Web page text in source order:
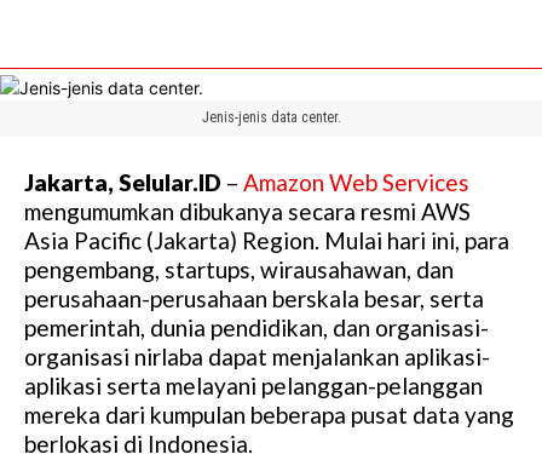
Jenis-jenis data center.
Jakarta, Selular.ID – Amazon Web Services
mengumumkan dibukanya secara resmi AWS
Asia Pacific (Jakarta) Region. Mulai hari ini, para
pengembang, startups, wirausahawan, dan
perusahaan-perusahaan berskala besar, serta
pemerintah, dunia pendidikan, dan organisasi-
organisasi nirlaba dapat menjalankan aplikasi-
aplikasi serta melayani pelanggan-pelanggan
mereka dari kumpulan beberapa pusat data yang
berlokasi di Indonesia.